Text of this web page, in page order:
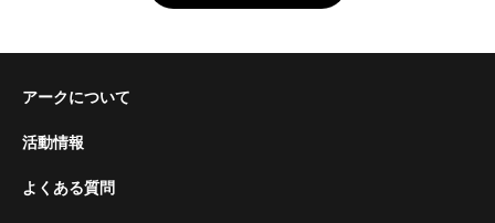
アークについて
活動情報
よくある質問